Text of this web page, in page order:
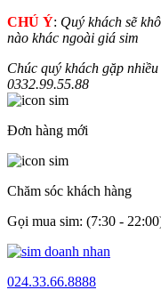
CHÚ Ý: Quý khách sẽ
nào khác ngoài giá sim
Chúc quý khách gặp
0332.99.55.88
Đơn hàng mới
Chăm sóc khách hàng
Gọi mua sim: (7:30 -
024.33.66.8888